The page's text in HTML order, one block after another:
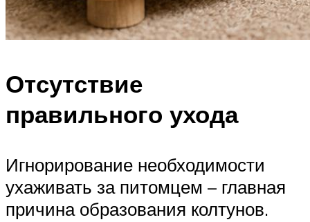
Отсутствие
правильного ухода
Игнорирование необходимости
ухаживать за питомцем – главная
причина образования колтунов.